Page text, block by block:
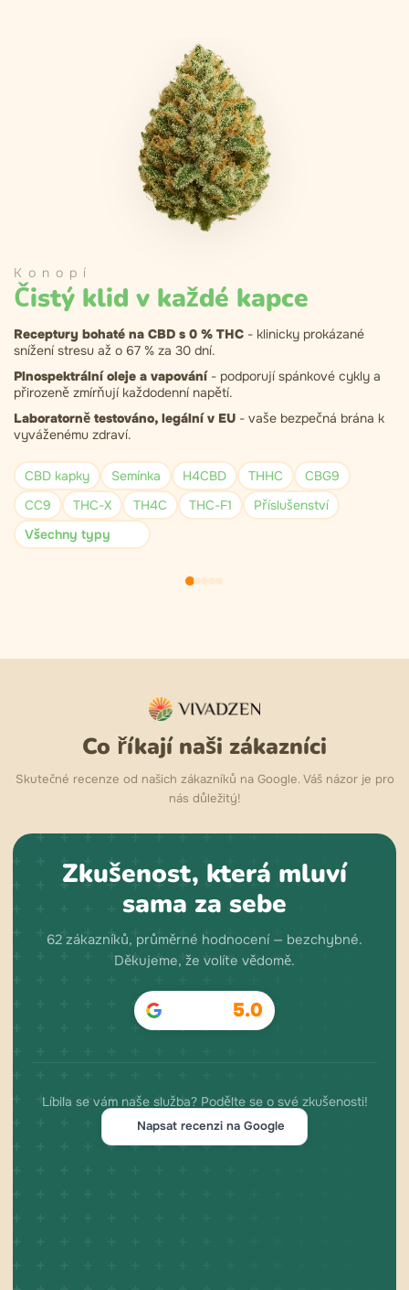
Konopí
Čistý klid v každé kapce
Receptury bohaté na CBD s 0 % THC - klinicky prokázané
snížení stresu až o 67 % za 30 dní.
Plnospektrální oleje a vapování- podporují spánkové cykly a
přirozeně zmírňují každodenní napětí.
Laboratorně testováno, legální v EU - vaše bezpečná brána k
vyváženému zdraví.
CBD kapky Semínka H4CBD THHC
CBG9
CC9
THC-X TH4C THC-F1
Příslušenství
Všechny typy
Co říkají naši zákazníci
Skutečné recenze od našich zákazníků na Google. Váš názor je pro
nás důležitý!
Zkušenost, která mluví
sama za sebe
62 zákazníků, průměrné hodnocení — bezchybné.
Děkujeme, že volíte vědomě.
5.0
Líbila se vám naše služba? Podělte se o své zkušenosti!
Napsat recenzi na Google